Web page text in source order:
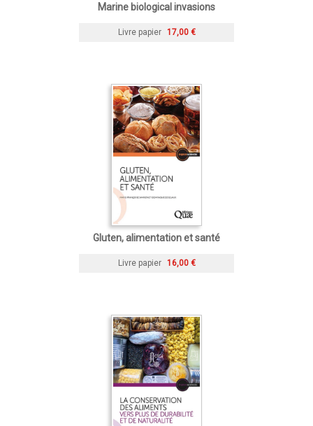
Marine biological invasions
Livre papier 17,00 €
Gluten, alimentation et santé
Livre papier 16,00 €